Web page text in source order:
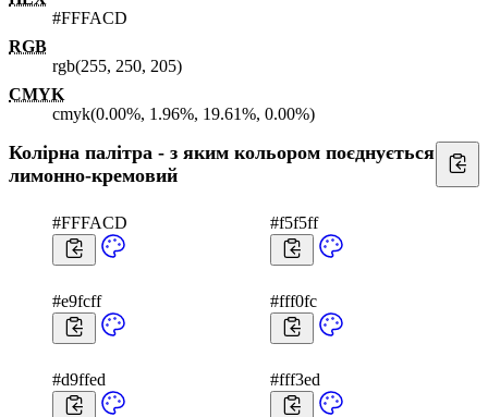
#FFFACD
RGB
rgb(255, 250, 205)
CMYK
cmyk(0.00%, 1.96%, 19.61%, 0.00%)
Колірна палітра - з яким кольором поєднується
лимонно-кремовий
#FFFACD #f5f5ff
#e9fcff #fff0fc
#d9ffed #fff3ed